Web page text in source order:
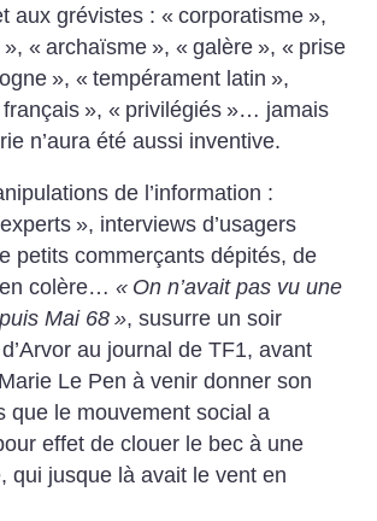
aux grévistes : « corporatisme »,
», « archaïsme », « galère », « prise
», « tempérament latin »,
», « privilégiés »… jamais
n’aura été aussi inventive.
de l’information :
experts », interviews d’usagers
petits commerçants dépités, de
en colère…« On n’avait pas vu une
Mai 68 », susurre un soir
au journal de TF1, avant
Le Pen à venir donner son
que le mouvement social a
effet de clouer le bec à une
qui jusque là avait le vent en